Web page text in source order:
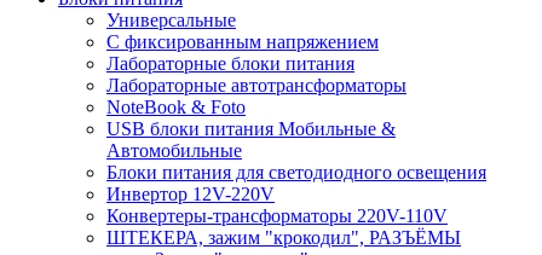
Универсальные
C фиксированным напряжением
Лабораторные блоки питания
Лабораторные автотрансформаторы
NoteBook & Foto
USB блоки питания Мобильные &
Автомобильные
Блоки питания для светодиодного освещения
Инвертор 12V-220V
Конвертеры-трансформаторы 220V-110V
ШТЕКЕРА, зажим "крокодил", РАЗЪЁМЫ